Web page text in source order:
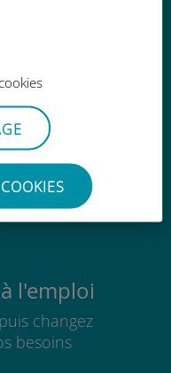
votre carte
l'emploi
changez
besoins